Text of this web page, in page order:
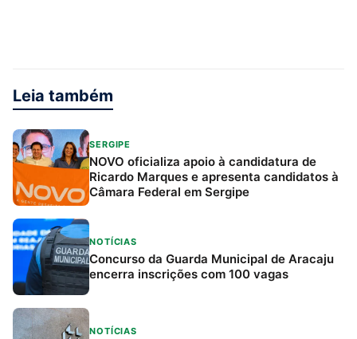
Leia também
SERGIPE
NOVO oficializa apoio à candidatura de
Ricardo Marques e apresenta candidatos à
Câmara Federal em Sergipe
NOTÍCIAS
Concurso da Guarda Municipal de Aracaju
encerra inscrições com 100 vagas
NOTÍCIAS